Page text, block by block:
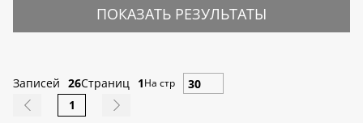
ПОКАЗАТЬ РЕЗУЛЬТАТЫ
Записей 26Страниц 1На стр
1